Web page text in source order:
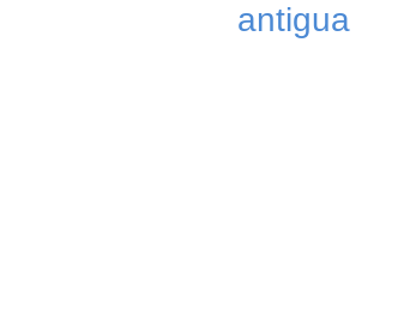
antigua